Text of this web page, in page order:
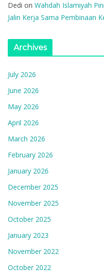
Dedi on Wahdah Islamiyah
Jalin Kerja Sama Pembinaan
Archives
July 2026
June 2026
May 2026
April 2026
March 2026
February 2026
January 2026
December 2025
November 2025
October 2025
January 2023
November 2022
October 2022